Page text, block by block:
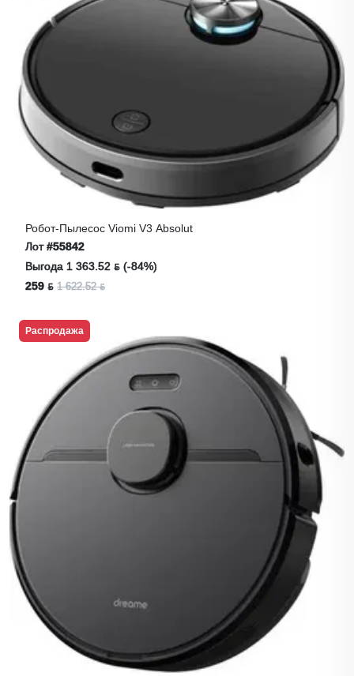
Робот-Пылесос Viomi V3 Absolut
Лот#55842
Выгода 1 363.52 ƃ (-84%)
259 ƃ 1 622.52 ƃ
Распродажа